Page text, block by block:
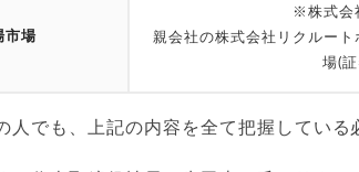
市場
※株式会
親会社の株式会社リクルー
場(
人でも、上記の内容を全て把握している